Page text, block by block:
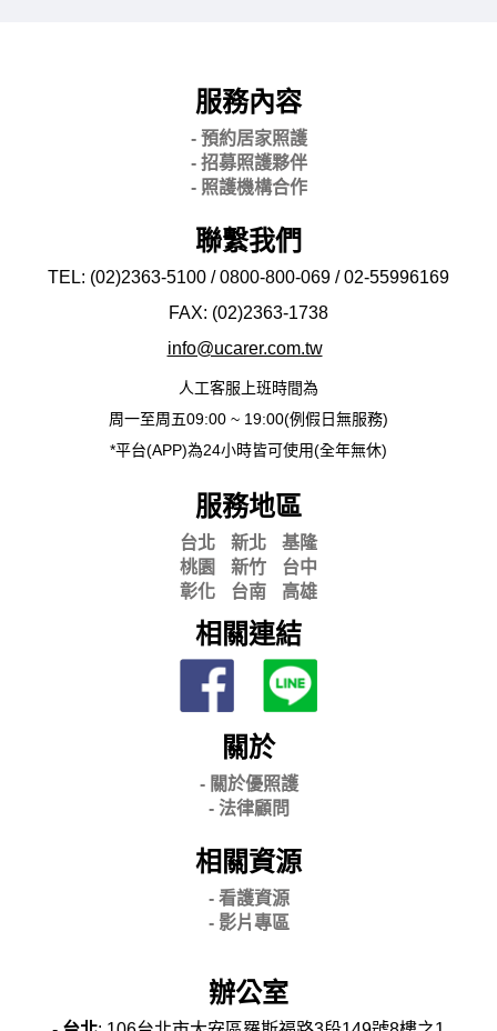
服務內容
- 預約居家照護
- 招募照護夥伴
- 照護機構合作
聯繫我們
TEL: (02)2363-5100 / 0800-800-069 / 02-55996169
FAX: (02)2363-1738
info@ucarer.com.tw
人工客服上班時間為
周一至周五09:00 ~ 19:00(例假日無服務)
*平台(APP)為24小時皆可使用(全年無休)
服務地區
台北 新北
基隆
桃園
新竹
台中
彰化
台南 高雄
相關連結
關於
- 關於優照護
- 法律顧問
相關資源
- 看護資源
- 影片專區
辦公室